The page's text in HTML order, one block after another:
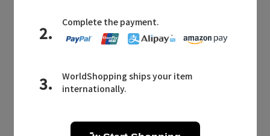
MARGARET HOWELL /マーガレット・ハウエル
WOMEN TIPPED COTTON RIB SOCKS
MARGARET HOWELL